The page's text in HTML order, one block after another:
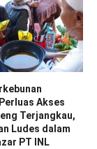
Akses
Terjangkau,
Ludes dalam
PT INL